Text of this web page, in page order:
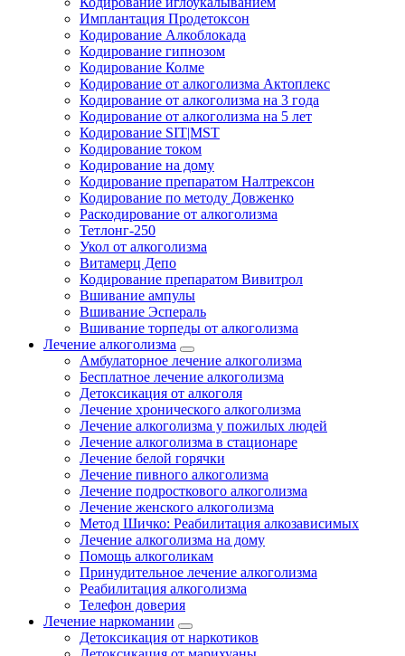
Имплантация Продетоксон
Кодирование Алкоблокада
Кодирование гипнозом
Кодирование Колме
Кодирование от алкоголизма Актоплекс
Кодирование от алкоголизма на 3 года
Кодирование от алкоголизма на 5 лет
Кодирование SIT|MST
Кодирование током
Кодирование на дому
Кодирование препаратом Налтрексон
Кодирование по методу Довженко
Раскодирование от алкоголизма
Тетлонг-250
Укол от алкоголизма
Витамерц Депо
Кодирование препаратом Вивитрол
Вшивание ампулы
Вшивание Эспераль
Вшивание торпеды от алкоголизма
Лечение алкоголизма
Амбулаторное лечение алкоголизма
Бесплатное лечение алкоголизма
Детоксикация от алкоголя
Лечение хронического алкоголизма
Лечение алкоголизма у пожилых людей
Лечение алкоголизма в стационаре
Лечение белой горячки
Лечение пивного алкоголизма
Лечение подросткового алкоголизма
Лечение женского алкоголизма
Метод Шичко: Реабилитация алкозависимых
Лечение алкоголизма на дому
Помощь алкоголикам
Принудительное лечение алкоголизма
Реабилитация алкоголизма
Телефон доверия
Лечение наркомании
Детоксикация от наркотиков